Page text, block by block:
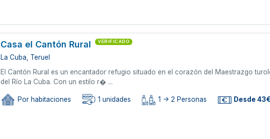
Casa el Cantón Rural VERIFICADO
La Cuba, Teruel
El Cantón Rural es un encantador refugio situado en el corazón del Maestrazgo
del Río La Cuba. Con un estilo r� ...
Por habitaciones 1 unidades 1 -> 2 Personas Desde